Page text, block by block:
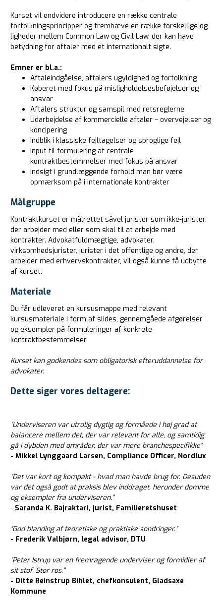
Kurset vil endvidere introducere en række centrale
fortolkningsprincipper og fremhæve en række forskellige og
ligheder mellem Common Law og Civil Law, der kan have
betydning for aftaler med et internationalt sigte.
Emner er bl.a.:
Aftaleindgåelse, aftalers ugyldighed og fortolkning
Køberet med fokus på misligholdelsesbeføjelser og
ansvar
Aftalers struktur og samspil med retsreglerne
Udarbejdelse af kommercielle aftaler – overvejelser og
koncipering
Indblik i klassiske fejltagelser og sproglige fejl
Input til formulering af centrale
kontraktbestemmelser med fokus på ansvar
Indsigt i grundlæggende forhold man bør være
opmærksom på i internationale kontrakter
Målgruppe
Kontraktkurset er målrettet såvel jurister som ikke-jurister,
der arbejder med eller som skal til at arbejde med
kontrakter. Advokatfuldmægtige, advokater,
virksomhedsjurister, jurister i det offentlige og andre, der
arbejder med erhvervskontrakter, vil også kunne få udbytte
af kurset.
Materiale
Du får udleveret en kursusmappe med relevant
kursusmateriale i form af slides, gennemgåede afgørelser
og eksempler på formuleringer af konkrete
kontraktbestemmelser.
Kurset kan godkendes som obligatorisk efteruddannelse for
advokater.
Dette siger vores deltagere:
”Underviseren var utrolig dygtig og formåede i høj grad at
balancere mellem det, der var relevant for alle, og samtidig
gå i dybden med områder, der var mere branchespecifikke"
- Mikkel Lynggaard Larsen, Compliance Officer, Nordlux
”Det var kort og kompakt - hvad man havde brug for. Desuden
var det også godt at praksis blev inddraget, herunder domme
og eksempler fra underviseren.”
- Saranda K. Bajraktari, jurist, Familieretshuset
"God blanding af teoretiske og praktiske sondringer.”
- Frederik Valbjørn, legal advisor, DTU
”Peter Istrup var en fremragende underviser og formidler af
sit stof. Stor ros.”
- Ditte Reinstrup Bihlet, chefkonsulent, Gladsaxe
Kommune